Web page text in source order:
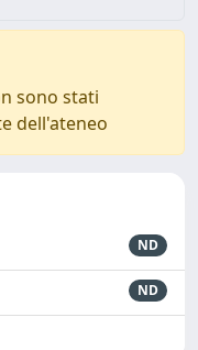
sono stati
dell'ateneo
ND
ND